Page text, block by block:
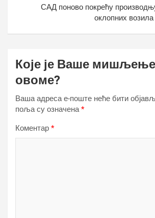
САД поново покрећу
оклопних возила
Које је Ваше
овоме?
Ваша адреса е-поште неће бити
поља су означена*
Коментар *